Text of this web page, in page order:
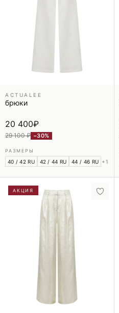
ACTUALEE
брюки
20 400₽
29 100 ₽ −30%
РАЗМЕРЫ
40 / 42 RU 42 / 44 RU 44 / 46 RU +1
АКЦИЯ